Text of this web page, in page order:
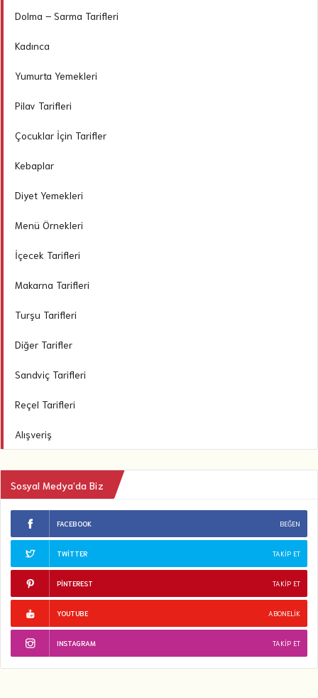
Dolma – Sarma Tarifleri
Kadınca
Yumurta Yemekleri
Pilav Tarifleri
Çocuklar İçin Tarifler
Kebaplar
Diyet Yemekleri
Menü Örnekleri
İçecek Tarifleri
Makarna Tarifleri
Turşu Tarifleri
Diğer Tarifler
Sandviç Tarifleri
Reçel Tarifleri
Alışveriş
Sosyal Medya’da Biz
FACEBOOK BEĞEN
TWITTER TAKIP ET
PINTEREST TAKIP ET
YOUTUBE ABONELIK
INSTAGRAM TAKIP ET